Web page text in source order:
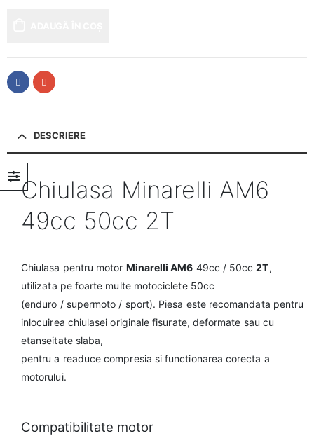
DESCRIERE
Chiulasa Minarelli AM6
49cc 50cc 2T
Chiulasa pentru motor Minarelli AM6 49cc / 50cc2T,
utilizata pe foarte multe motociclete 50cc
(enduro / supermoto / sport). Piesa este recomandata pentru
inlocuirea chiulasei originale fisurate, deformate sau cu
etanseitate slaba,
pentru a readuce compresia si functionarea corecta a
motorului.
Compatibilitate motor